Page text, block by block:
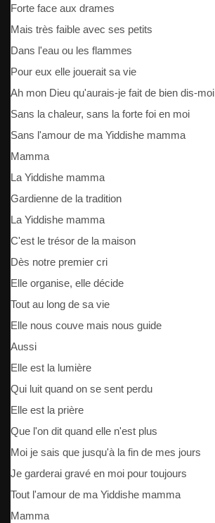
Forte face aux drames
Mais très faible avec ses petits
Dans l'eau ou les flammes
Pour eux elle jouerait sa vie
Ah mon Dieu qu'aurais-je fait de bien dis-moi
Sans la chaleur, sans la forte foi en moi
Sans l'amour de ma Yiddishe mamma
Mamma
La Yiddishe mamma
Gardienne de la tradition
La Yiddishe mamma
C'est le trésor de la maison
Dès notre premier cri
Elle organise, elle décide
Tout au long de sa vie
Elle nous couve mais nous guide
Aussi
Elle est la lumière
Qui luit quand on se sent perdu
Elle est la prière
Que l'on dit quand elle n'est plus
Moi je sais que jusqu'à la fin de mes jours
Je garderai gravé en moi pour toujours
Tout l'amour de ma Yiddishe mamma
Mamma